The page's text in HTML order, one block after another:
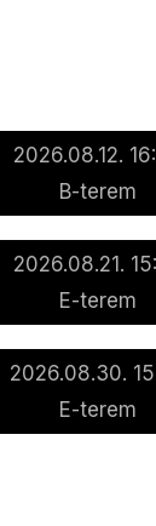
2026.08.12.
B-terem
2026.08.21.
E-terem
2026.08.30.
E-terem